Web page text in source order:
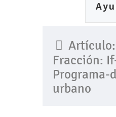
Fracción:
Programa-
urbano